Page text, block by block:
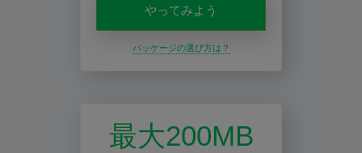
やってみよう
パッケージの選び方は？
最大200MB